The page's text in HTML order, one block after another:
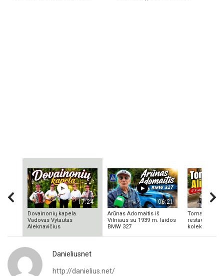
17:24
Dovainonių kapela.
Vadovas Vytautas
Aleknavičius
06:21
Arūnas Adomaitis iš
Vilniaus su 1939 m. laidos
BMW 327
Tomas
Danieliusnet
http://danielius.net/